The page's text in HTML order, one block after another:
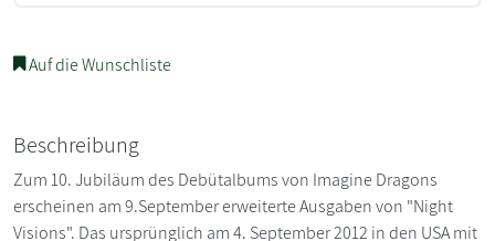
Auf die Wunschliste
Beschreibung
Zum 10. Jubiläum des Debütalbums von Imagine Dragons
erscheinen am 9.September erweiterte Ausgaben von "Night
Visions". Das ursprünglich am 4. September 2012 in den USA mit